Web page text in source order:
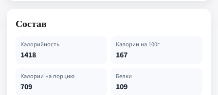
Состав
Калорийность
1418
Калории на 100г
167
Калории на порцию
709
Белки
109